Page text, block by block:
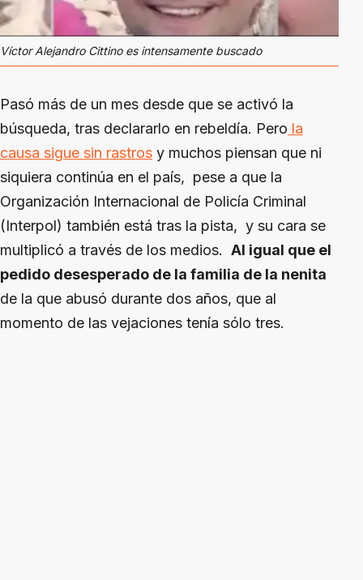
Víctor Alejandro Cittino es intensamente buscado
Pasó más de un mes desde que se activó la
búsqueda, tras declararlo en rebeldía. Pero la
causa sigue sin rastros y muchos piensan que ni
siquiera continúa en el país, pese a que la
Organización Internacional de Policía Criminal
(Interpol) también está tras la pista, y su cara se
multiplicó a través de los medios. Al igual que el
pedido desesperado de la familia de la nenita
de la que abusó durante dos años, que al
momento de las vejaciones tenía sólo tres.